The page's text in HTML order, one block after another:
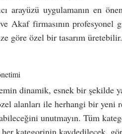
arayüzü uygulamanın en
Akaf firmasının profesyonel
göre özel bir tasarım üretebilir.
dinamik, esnek bir şekilde
alanları ile herhangi bir yeni
unutmayın. Tüm
kategorinin kaydedilecek,